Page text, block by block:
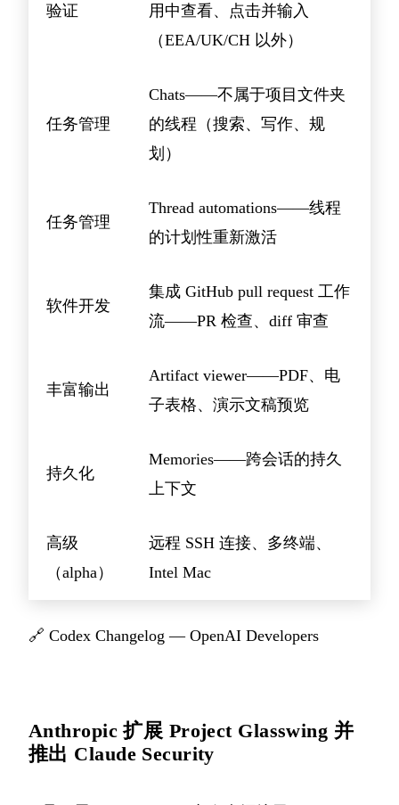
验证
用中查看、点击并输入
（EEA/UK/CH 以外）
任务管理
Chats——不属于项目文件夹
的线程（搜索、写作、规
划）
任务管理
Thread automations——线程
的计划性重新激活
软件开发
集成 GitHub pull request 工作
流——PR 检查、diff 审查
丰富输出
Artifact viewer——PDF、电
子表格、演示文稿预览
持久化
Memories——跨会话的持久
上下文
高级
（alpha）
远程 SSH 连接、多终端、
Intel Mac
🔗 Codex Changelog — OpenAI Developers
Anthropic 扩展 Project Glasswing 并
推出 Claude Security